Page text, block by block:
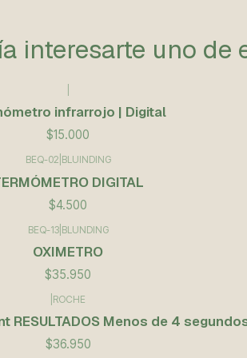
interesarte uno de
infrarrojo | Digital
$15.000
BEQ-02 BLUINDING
DIGITAL
$4.500
BEQ-13| BLUNDING
OXIMETRO
$35.950
ROCHE
RESULTADOS Menos de 4
$36.950